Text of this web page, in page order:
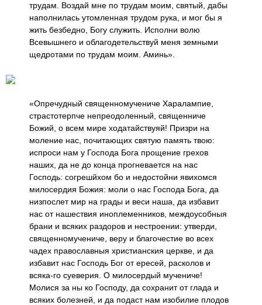
трудам. Воздай мне по трудам моим, святый, дабы
наполнилась утомленная трудом рука, и мог бы я
жить безбедно, Богу служить. Исполни волю
Всевышнего и облагодетельствуй меня земными
щедротами по трудам моим. Аминь».
«Опречудный священномучениче Харалампие,
страстотерпче непреодоленный, священниче
Божий, о всем мире ходатайствуяй! Призри на
моление нас, почитающих святую память твою:
испроси нам у Господа Бога прощение грехов
наших, да не до конца прогневается на нас
Господь: согрешйхом бо и недостойни явихомся
милосердия Божия: моли о нас Господа Бога, да
низпослет мир на грады и веси наша, да избавит
нас от нашествия иноплеменников, междоусобныя
брани и всяких раздоров и нестроении: утверди,
священномучениче, веру и благочестие во всех
чадех православныя христианския церкве, и да
избавит нас Господь Бог от ересей, расколов и
всяка-го суеверия. О милосердый мучениче!
Молися за ны ко Господу, да сохранит от глада и
всяких болезней, и да подаст нам изобилие плодов